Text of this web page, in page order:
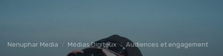
Nenuphar Media Médias Digitaux Audiences et engagement